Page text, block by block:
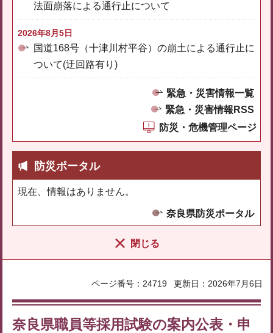
法面崩落による通行止について
2026年8月5日
国道168号（十津川村平谷）の崩土による通行止に
ついて(迂回路有り)
緊急・災害情報一覧
緊急・災害情報RSS
防災・危機管理ページ
防災ポータル
現在、情報はありません。
奈良県防災ポータル
閉じる
ページ番号：24719 更新日：2026年7月6日
奈良県職員等採用試験の案内公表・申